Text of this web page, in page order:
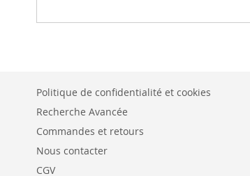
Politique de confidentialité et cookies
Recherche Avancée
Commandes et retours
Nous contacter
CGV